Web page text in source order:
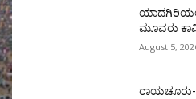
ಮೂವರು
August 5,
ರಾಯಚೂರು-